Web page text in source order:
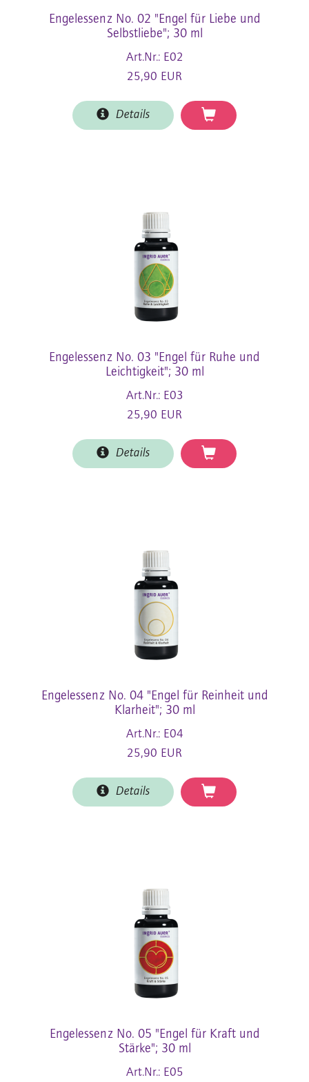
Engelessenz No. 02 "Engel für Liebe und
Selbstliebe"; 30 ml
Art.Nr.: E02
25,90 EUR
Details
Engelessenz No. 03 "Engel für Ruhe und
Leichtigkeit"; 30 ml
Art.Nr.: E03
25,90 EUR
Details
Engelessenz No. 04 "Engel für Reinheit und
Klarheit"; 30 ml
Art.Nr.: E04
25,90 EUR
Details
Engelessenz No. 05 "Engel für Kraft und
Stärke"; 30 ml
Art.Nr.: E05